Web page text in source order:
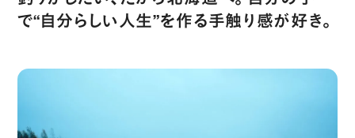
で“自分らしい人生”を作る手触り感が好き。